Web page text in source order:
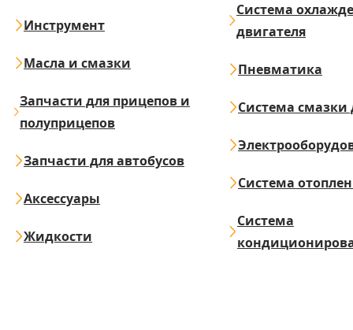
Инструмент
Масла и смазки
Запчасти для прицепов и
полуприцепов
Запчасти для автобусов
Аксессуары
Жидкости
Система
двигателя
Пневматика
Система смазки
Система
Система